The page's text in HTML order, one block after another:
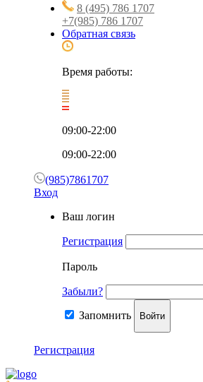
8 (495) 786 1707
+7(985) 786 1707
Обратная связь
Время работы:
09:00-22:00
09:00-22:00
(985)7861707
Вход
Ваш логин
Регистрация
Пароль
Забыли?
Запомнить Войти
Регистрация